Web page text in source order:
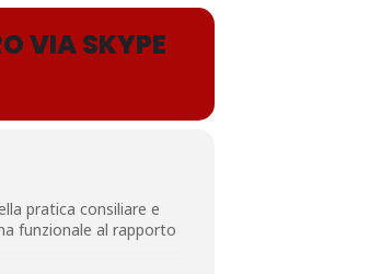
VIA SKYPE
pratica consiliare e
funzionale al rapporto